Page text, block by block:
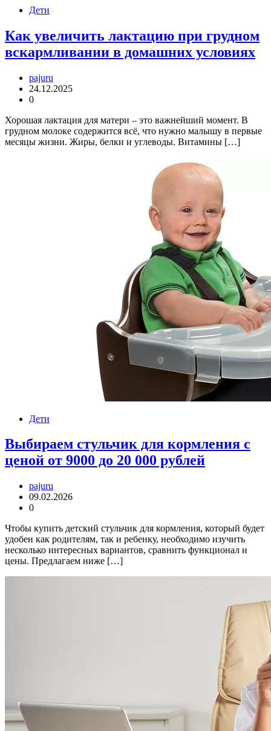
Дети
Как увеличить лактацию при грудном
вскармливании в домашних условиях
pajuru
24.12.2025
0
Хорошая лактация для матери – это важнейший момент. В
грудном молоке содержится всё, что нужно малышу в первые
месяцы жизни. Жиры, белки и углеводы. Витамины […]
Дети
Выбираем стульчик для кормления с
ценой от 9000 до 20 000 рублей
pajuru
09.02.2026
0
Чтобы купить детский стульчик для кормления, который будет
удобен как родителям, так и ребенку, необходимо изучить
несколько интересных вариантов, сравнить функционал и
цены. Предлагаем ниже […]